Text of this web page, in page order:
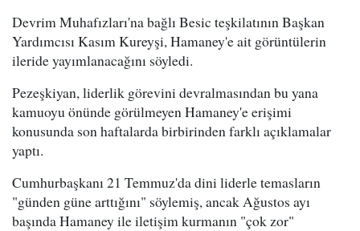
Devrim Muhafızları'na bağlı Besic teşkilatının Başkan
Yardımcısı Kasım Kureyşi, Hamaney'e ait görüntülerin
ileride yayımlanacağını söyledi.
Pezeşkiyan, liderlik görevini devralmasından bu yana
kamuoyu önünde görülmeyen Hamaney'e erişimi
konusunda son haftalarda birbirinden farklı açıklamalar
yaptı.
Cumhurbaşkanı 21 Temmuz'da dini liderle temasların
"günden güne arttığını" söylemiş, ancak Ağustos ayı
başında Hamaney ile iletişim kurmanın "çok zor"